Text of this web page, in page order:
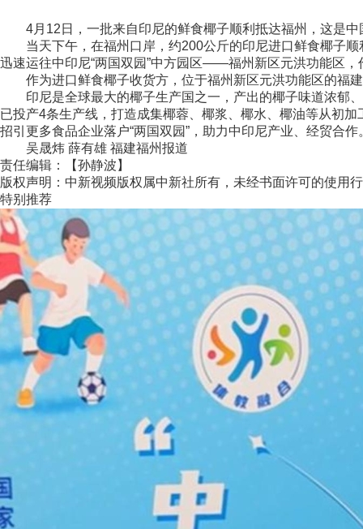
4月12日，一批来自印尼的鲜食椰子顺利抵达福州，这是中
当天下午，在福州口岸，约200公斤的印尼进口鲜食椰子顺
迅速运往中印尼“两国双园”中方园区——福州新区元洪功能区
作为进口鲜食椰子收货方，位于福州新区元洪功能区的福建
印尼是全球最大的椰子生产国之一，产出的椰子味道浓郁
已投产4条生产线，打造成集椰蓉、椰浆、椰水、椰油等从初
招引更多食品企业落户“两国双园”，助力中印尼产业、经贸合
吴晟炜 薛有雄 福建福州报道
责任编辑：【孙静波】
版权声明：中新视频版权属中新社所有，未经书面许可的使用
特别推荐